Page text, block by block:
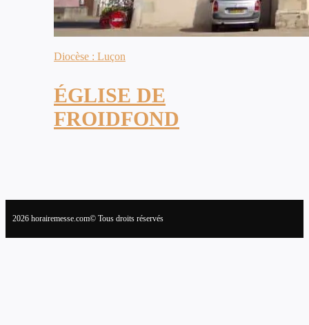
Diocèse : Luçon
ÉGLISE DE
FROIDFOND
2026 horairemesse.com© Tous droits réservés